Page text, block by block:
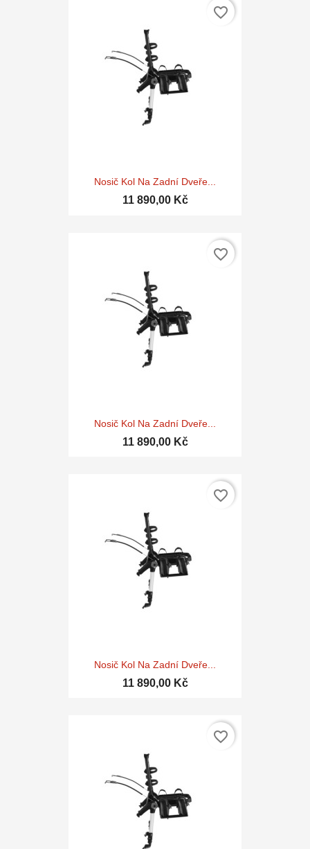
Nosič Kol Na Zadní Dveře...
11 890,00 Kč
favorite_border
Nosič Kol Na Zadní Dveře...
11 890,00 Kč
favorite_border
Nosič Kol Na Zadní Dveře...
11 890,00 Kč
favorite_border
favorite_border